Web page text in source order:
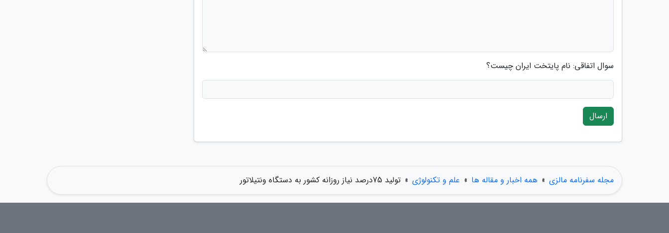
سوال اتفاقی: نام پایتخت ایران چیست؟
ارسال
مجله سفرنامه مالزی » همه اخبار و مقاله ها » علم و تکنولوژی » تولید 75درصد نیاز روزانه کشور به دستگاه ونتیلاتور